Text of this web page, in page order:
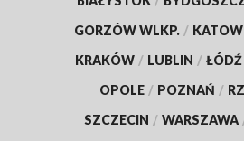
GORZÓW WLKP. /
KRAKÓW / LUBLIN / ŁÓDŹ
OPOLE / POZNAŃ /
SZCZECIN / WARSZAWA